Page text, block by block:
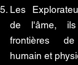
Les
de l'âme,
frontières de
humain et